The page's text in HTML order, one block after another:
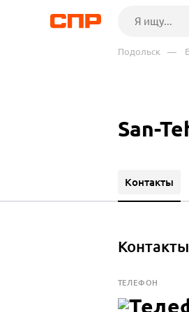
Подольск —
San-
Контакты
Контакты
ТЕЛЕФОН